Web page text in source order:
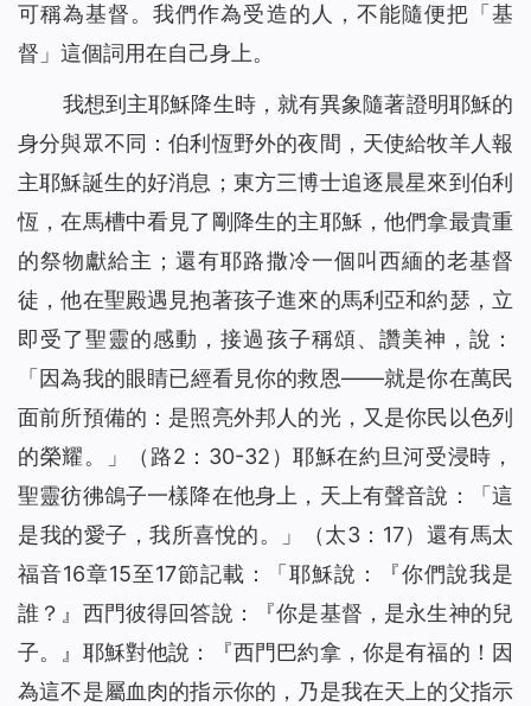
可稱為基督。我們作為受造的人，不能隨便把「基
督」這個詞用在自己身上。
我想到主耶穌降生時，就有異象隨著證明耶穌的
身分與眾不同：伯利恆野外的夜間，天使給牧羊人報
主耶穌誕生的好消息；東方三博士追逐晨星來到伯利
恆，在馬槽中看見了剛降生的主耶穌，他們拿最貴重
的祭物獻給主；還有耶路撒冷一個叫西緬的老基督
徒，他在聖殿遇見抱著孩子進來的馬利亞和約瑟，立
即受了聖靈的感動，接過孩子稱頌、讚美神，說：
「因為我的眼睛已經看見你的救恩——就是你在萬民
面前所預備的：是照亮外邦人的光，又是你民以色列
的榮耀。」（路2：30-32）耶穌在約旦河受浸時，
聖靈彷彿鴿子一樣降在他身上，天上有聲音說：「 這
是我的愛子，我所喜悅的。
」（太3：17）還有馬太
福音16章15至17節記載：「耶穌說：
『你們說我是
誰？』 西門彼得回答說：『你是基督，是永生神的兒
子。』耶穌對他說：
『西門巴約拿，你是有福的！因
為這不是屬血肉的指示你的，乃是我在天上的父指示